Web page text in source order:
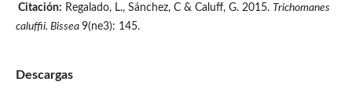
Citación: Regalado, L., Sánchez, C & Caluff, G. 2015. Trichomanes
caluffii. Bissea 9(ne3): 145.
Descargas